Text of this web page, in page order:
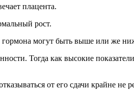
плацента.
рост.
гормона могут быть выше или же
Тогда как высокие
от его сдачи крайне не